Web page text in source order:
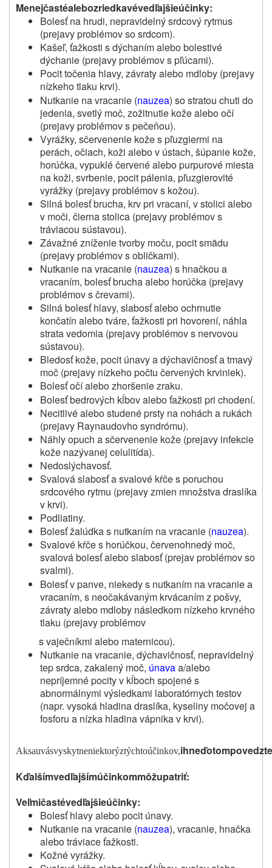
Menejčastéalebozriedkavévedľajšieúčinky:
Bolesť na hrudi, nepravidelný srdcový rytmus
(prejavy problémov so srdcom).
Kašeľ, ťažkosti s dýchaním alebo bolestivé
dýchanie (prejavy problémov s pľúcami).
Pocit točenia hlavy, závraty alebo mdloby (prejavy
nízkeho tlaku krvi).
Nutkanie na vracanie (nauzea) so stratou chuti do
jedenia, svetlý moč, zožltnutie kože alebo očí
(prejavy problémov s pečeňou).
Vyrážky, sčervenenie kože s pľuzgiermi na
perách, očiach, koži alebo v ústach, šúpanie kože,
horúčka, vypuklé červené alebo purpurové miesta
na koži, svrbenie, pocit pálenia, pľuzgierovité
vyrážky (prejavy problémov s kožou).
Silná bolesť brucha, krv pri vracaní, v stolici alebo
v moči, čierna stolica (prejavy problémov s
tráviacou sústavou).
Závažné zníženie tvorby moču, pocit smädu
(prejavy problémov s obličkami).
Nutkanie na vracanie (nauzea) s hnačkou a
vracaním, bolesť brucha alebo horúčka (prejavy
problémov s črevami).
Silná bolesť hlavy, slabosť alebo ochrnutie
končatín alebo tváre, ťažkosti pri hovorení, náhla
strata vedomia (prejavy problémov s nervovou
sústavou).
Bledosť kože, pocit únavy a dýchavičnosť a tmavý
moč (prejavy nízkeho počtu červených krviniek).
Bolesť očí alebo zhoršenie zraku.
Bolesť bedrových kĺbov alebo ťažkosti pri chodení.
Necitlivé alebo studené prsty na nohách a rukách
(prejavy Raynaudovho syndrómu).
Náhly opuch a sčervenenie kože (prejavy infekcie
kože nazývanej celulitída).
Nedoslýchavosť.
Svalová slabosť a svalové kŕče s poruchou
srdcového rytmu (prejavy zmien množstva draslíka
v krvi).
Podliatiny.
Bolesť žalúdka s nutkaním na vracanie (nauzea).
Svalové kŕče s horúčkou, červenohnedý moč,
svalová bolesť alebo slabosť (prejav problémov so
svalmi).
Bolesť v panve, niekedy s nutkaním na vracanie a
vracaním, s neočakávaným krvácaním z pošvy,
závraty alebo mdloby následkom nízkeho krvného
tlaku (prejavy problémov
s vaječníkmi alebo maternicou).
Nutkanie na vracanie, dýchavičnosť, nepravidelný
tep srdca, zakalený moč, únavaa/alebo
nepríjemné pocity v kĺboch spojené s
abnormálnymi výsledkami laboratórnych testov
(napr. vysoká hladina draslíka, kyseliny močovej a
fosforu a nízka hladina vápnika v krvi).
Aksauvásvyskytneniektorýztýchtoúčinkov,ihneďotompovedzte
Kďalšímvedľajšímúčinkommôžupatriť:
Veľmičastévedľajšieúčinky:
Bolesť hlavy alebo pocit únavy.
Nutkanie na vracanie (nauzea), vracanie, hnačka
alebo tráviace ťažkosti.
Kožné vyrážky.